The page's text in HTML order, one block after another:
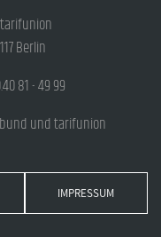
Berlin
81 - 49 99
und tarifunion
IMPRESSUM